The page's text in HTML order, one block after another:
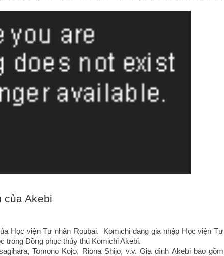
của Akebi
Học viện Tư nhân Roubai.  Komichi đang gia nhập Học viện Tư
trong Đồng phục thủy thủ Komichi Akebi.
Tomono Kojo, Riona Shijo, v.v. Gia đình Akebi bao gồm